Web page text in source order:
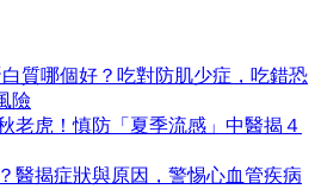
質哪個好？吃對防肌少症，吃錯恐
險
老虎！慎防「夏季流感」中醫揭４
醫揭症狀與原因，警惕心血管疾病